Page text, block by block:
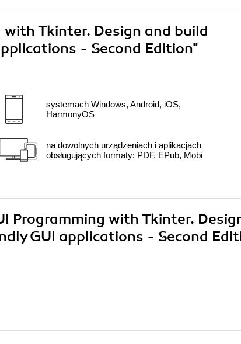
Tkinter. Design and build
- Second Edition"
systemach Windows, Android, iOS,
HarmonyOS
na dowolnych urządzeniach i aplikacjach
obsługujących formaty: PDF, EPub, Mobi
Programming with Tkinter.
GUI applications - Second